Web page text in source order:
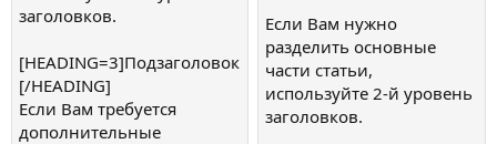
заголовков.
[HEADING=3]Подзаголовок
[/HEADING]
Если Вам требуется
дополнительные
Если Вам нужно
разделить основные
части статьи,
используйте 2-й уровень
заголовков.